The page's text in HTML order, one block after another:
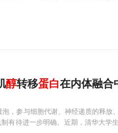
醇转移蛋白在内体融合
，参与细胞代谢、神经递质的释放
有待进一步明确。近期，清华大学